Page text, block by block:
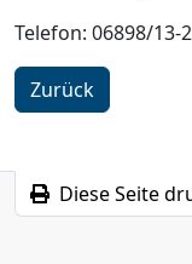
Telefon: 06898/13-
Zurück
Diese Seite